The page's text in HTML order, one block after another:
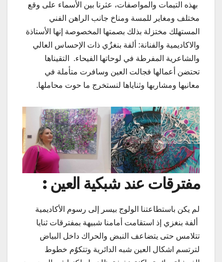
بهذه التيمات والمواصفات، عثرنا بين الأسماء على وقع
مختلف ومغاير للمسة ومناخ جانب الراهن الفني
المستهلك مختزلة بذلك بصمتها المخصوصة إنها الأستاذة
والاكاديمية والفنانة: ألفة بنغزٌي ذات الإحساس العالي
والشاعرية المفرطة في لوحاتها الفيحاء. التقيناها
تحتضن أعمالها فجالت العين وسافرت متأملة في
معانيها ومشاربها وثناياها لنستخرج ما حوت محاملها.
مفترقات عند شبكية العين :
لم يكن باستطاعتنا الولوج بيسر إلى رسوم الأكاديمية
ألفة بنغزي إذ استقامت أمامنا شبيهة بمفترقات ثنايا
تتلامس حتى يتضاعف النبض والحراك داخل البياض
لترتسم اشكال العين شبه الدائرية وتتكوٌم خطوط